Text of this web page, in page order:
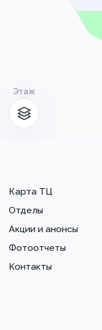
Этаж
Карта ТЦ
Отделы
Акции и анонсы
Фотоотчеты
Контакты